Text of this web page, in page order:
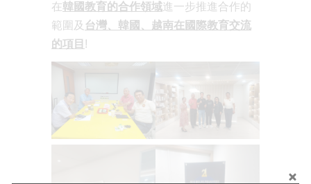
在韓國教育的合作領域進一步推進合作的
範圍及 台灣、韓國、越南在國際教育交流
的項目 !